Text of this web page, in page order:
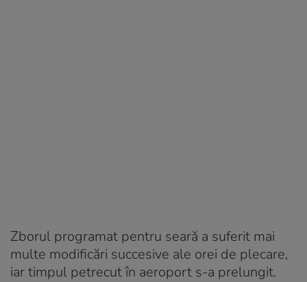
Zborul programat pentru seară a suferit mai
multe modificări succesive ale orei de plecare,
iar timpul petrecut în aeroport s-a prelungit.